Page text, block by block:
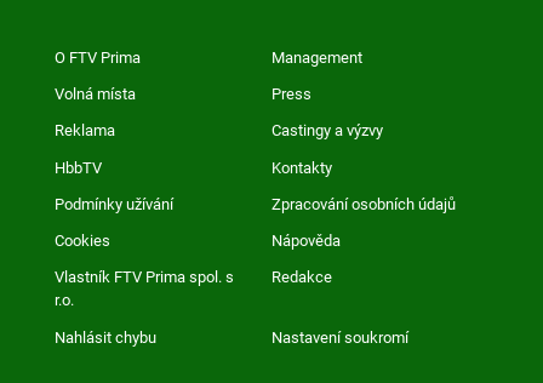
O FTV Prima Management
Volná místa Press
Reklama Castingy a výzvy
HbbTV Kontakty
Podmínky užívání Zpracování osobních údajů
Cookies Nápověda
Vlastník FTV Prima spol. s
r.o.
Redakce
Nahlásit chybu Nastavení soukromí